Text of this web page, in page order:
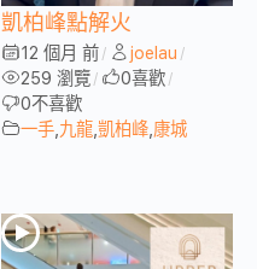
凱柏峰點解火
12 個月 前 / joelau /
259 瀏覽 / 0喜歡 /
0不喜歡
一手 九龍 凱柏峰 康城